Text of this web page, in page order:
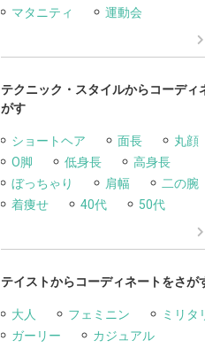
マタニティ
運動会
テクニック・スタイルからコーディ
がす
ショートヘア 面長
丸顔
O脚
低身長
高身長
ぼっちゃり
肩幅
二の腕
着痩せ
40代 50代
テイストからコーディネートをさが
大人 フェミニン
ミリタ
ガーリー
カジュアル